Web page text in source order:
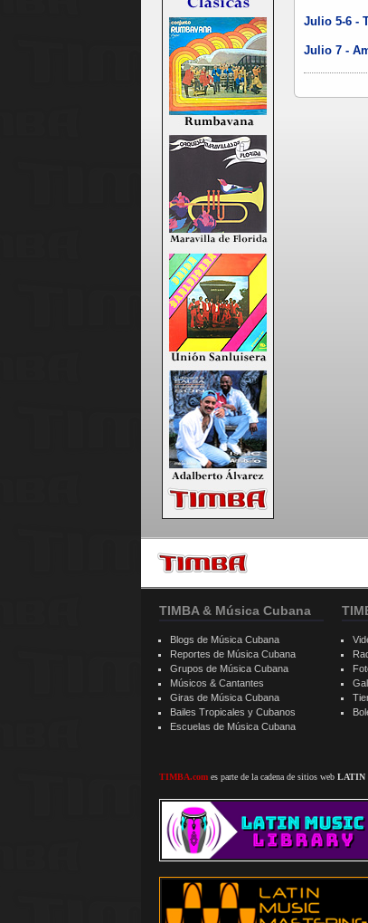
Julio 5-6 -
Julio 7 -
TIMBA & Música Cubana
Blogs de Música Cubana
Reportes de Música Cubana
Grupos de Música Cubana
Músicos & Cantantes
Giras de Música Cubana
Bailes Tropicales y Cubanos
Escuelas de Música Cubana
TIMBA.comes parte de la cadena de sitios web LATIN